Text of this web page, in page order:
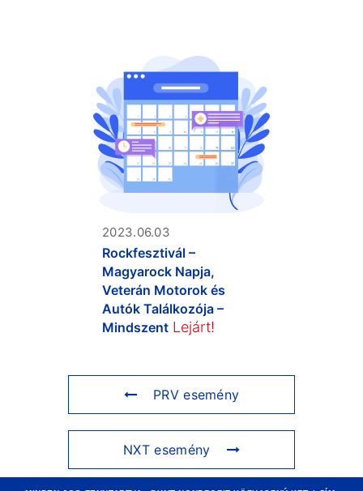
2023.06.03
Rockfesztivál –
Magyarock Napja,
Veterán Motorok és
Autók Találkozója –
Mindszent Lejárt!
PRV esemény
NXT esemény